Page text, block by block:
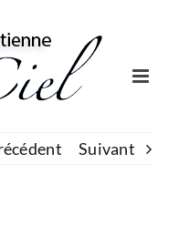
Suivant